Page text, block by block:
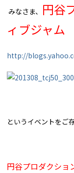
みなさま、 円谷
ィブジャム
http://
というイベントをご
円谷プロダクショ